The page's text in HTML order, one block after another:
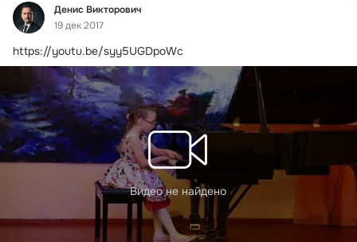
Фид
Денис Викторович
19 дек 2017
https://youtu.be/syy5UGDpoWc
Видео не найдено